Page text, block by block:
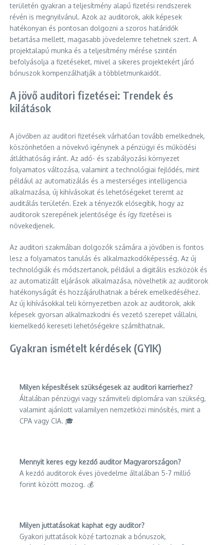
területén gyakran a teljesítmény alapú fizetési rendszerek
révén is megnyilvánul. Azok az auditorok, akik képesek
hatékonyan és pontosan dolgozni a szoros határidők
betartása mellett, magasabb jövedelemre tehetnek szert. A
projektalapú munka és a teljesítmény mérése szintén
befolyásolja a fizetéseket, mivel a sikeres projektekért járó
bónuszok kompenzálhatják a többletmunkaidőt.
A jövő auditori fizetései: Trendek és
kilátások
A jövőben az auditori fizetések várhatóan tovább emelkednek,
köszönhetően a növekvő igénynek a pénzügyi és működési
átláthatóság iránt. Az adó- és szabályozási környezet
folyamatos változása, valamint a technológiai fejlődés, mint
például az automatizálás és a mesterséges intelligencia
alkalmazása, új kihívásokat és lehetőségeket teremt az
auditálás területén. Ezek a tényezők elősegítik, hogy az
auditorok szerepének jelentősége és így fizetései is
növekedjenek.
Az auditori szakmában dolgozók számára a jövőben is fontos
lesz a folyamatos tanulás és alkalmazkodóképesség. Az új
technológiák és módszertanok, például a digitális eszközök és
az automatizált eljárások alkalmazása, növelhetik az auditorok
hatékonyságát és hozzájárulhatnak a bérek emelkedéséhez.
Az új kihívásokkal teli környezetben azok az auditorok, akik
képesek gyorsan alkalmazkodni és vezető szerepet vállalni,
kiemelkedő kereseti lehetőségekre számíthatnak.
Gyakran ismételt kérdések (GYIK)
Milyen képesítések szükségesek az auditori karrierhez?
Általában pénzügyi vagy számviteli diplomára van szükség,
valamint ajánlott valamilyen nemzetközi minősítés, mint a
CPA vagy CIA. 🎓
Mennyit keres egy kezdő auditor Magyarországon?
A kezdő auditorok éves jövedelme általában 5-7 millió
forint között mozog. 💰
Milyen juttatásokat kaphat egy auditor?
Gyakori juttatások közé tartoznak a bónuszok,